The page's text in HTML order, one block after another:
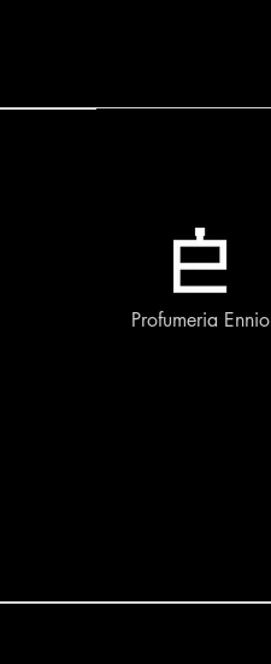
Profumeria Ennio